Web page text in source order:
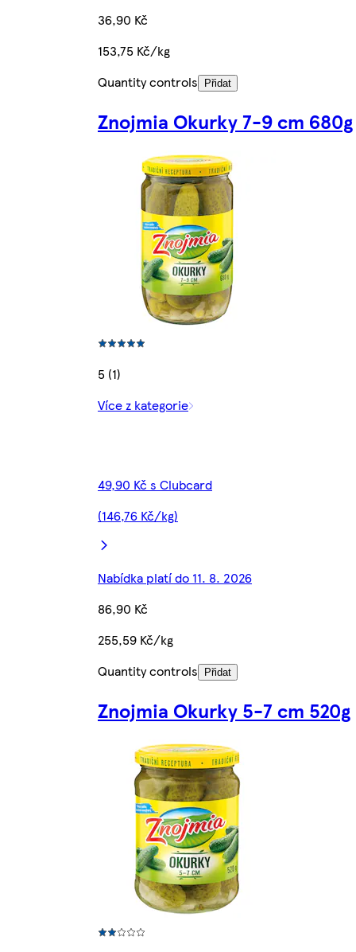
36,90 Kč
153,75 Kč/kg
Quantity controls
Přidat
Znojmia Okurky 7-9 cm 680g
5 (1)
Více z kategorie
49,90 Kč s Clubcard
(146,76 Kč/kg)
Nabídka platí do 11. 8. 2026
86,90 Kč
255,59 Kč/kg
Quantity controls
Přidat
Znojmia Okurky 5-7 cm 520g